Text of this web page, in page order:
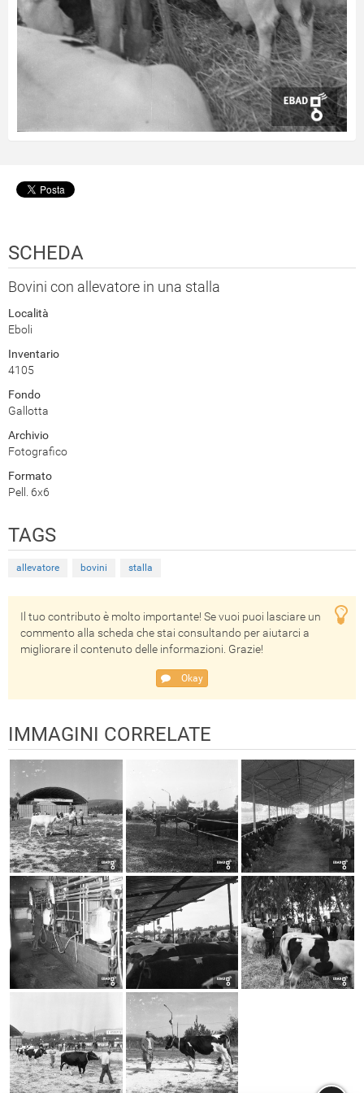
SCHEDA
Bovini con allevatore in una stalla
Località
Eboli
Inventario
4105
Fondo
Gallotta
Archivio
Fotografico
Formato
Pell. 6x6
TAGS
allevatore bovini stalla
Il tuo contributo è molto importante! Se vuoi puoi lasciare un
commento alla scheda che stai consultando per aiutarci a
migliorare il contenuto delle informazioni. Grazie!
Okay
IMMAGINI CORRELATE